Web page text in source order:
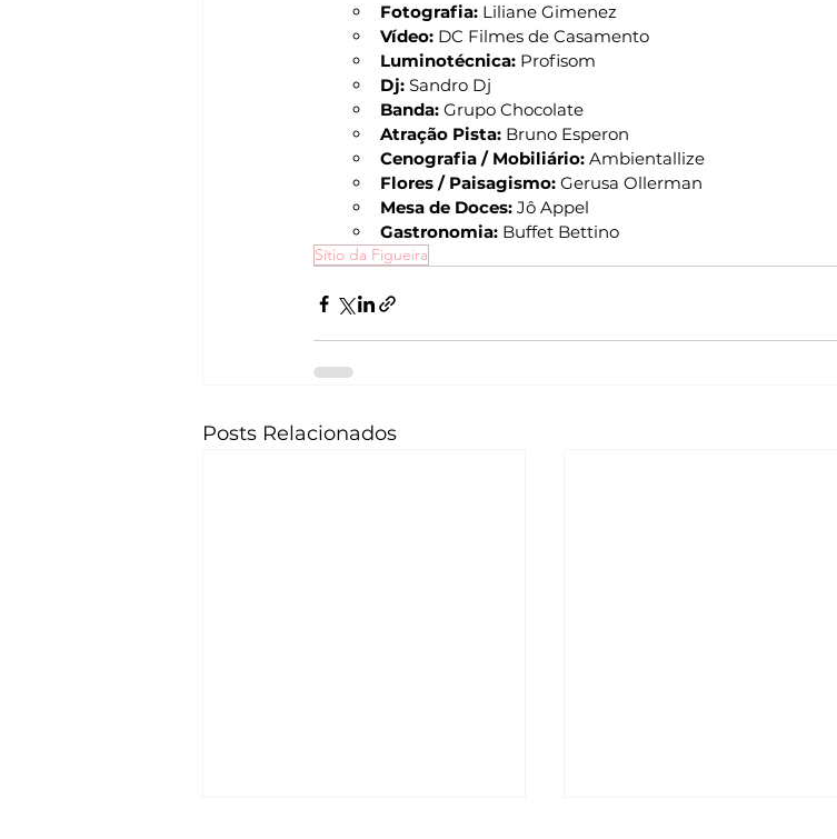
Fotografia: Liliane Gimenez
Vídeo: DC Filmes de Casamento
Luminotécnica: Profisom
Dj: Sandro Dj
Banda: Grupo Chocolate
Atração Pista: Bruno Esperon
Cenografia / Mobiliário: Ambientallize
Flores / Paisagismo: Gerusa Ollerman
Mesa de Doces: Jô Appel
Gastronomia: Buffet Bettino
Sítio da Figueira
Posts Relacionados